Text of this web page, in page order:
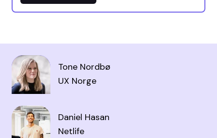
Tone Nordbø
UX Norge
Daniel Hasan
Netlife